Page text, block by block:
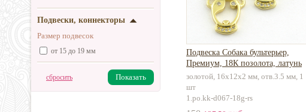
Подвески, коннекторы
Размер подвесок
от 15 до 19 мм
сбросить Показать
Подвеска Собака бультерьер,
Премиум, 18К позолота, латунь
золотой, 16x12x2 мм, отв.3.5 мм, 1
шт
1.po.kk-d067-18g-rs